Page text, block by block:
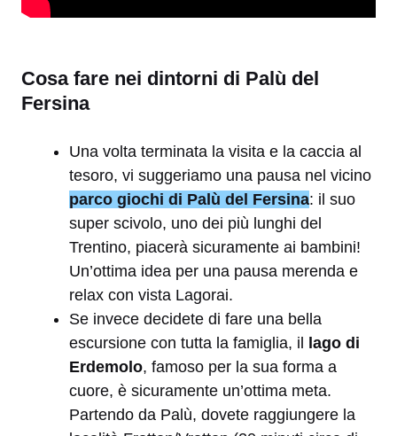
Cosa fare nei dintorni di Palù del
Fersina
Una volta terminata la visita e la caccia al
tesoro, vi suggeriamo una pausa nel vicino
parco giochi di Palù del Fersina: il suo
super scivolo, uno dei più lunghi del
Trentino, piacerà sicuramente ai bambini!
Un’ottima idea per una pausa merenda e
relax con vista Lagorai.
Se invece decidete di fare una bella
escursione con tutta la famiglia, il lago di
Erdemolo, famoso per la sua forma a
cuore, è sicuramente un’ottima meta.
Partendo da Palù, dovete raggiungere la